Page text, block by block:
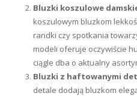
Bluzki koszulowe
koszulowym bluzkom
randki czy spotkania
modeli oferuje oczywiście
ciągle dba o aktualny
Bluzki z haftowanymi
detale dodają bluzkom